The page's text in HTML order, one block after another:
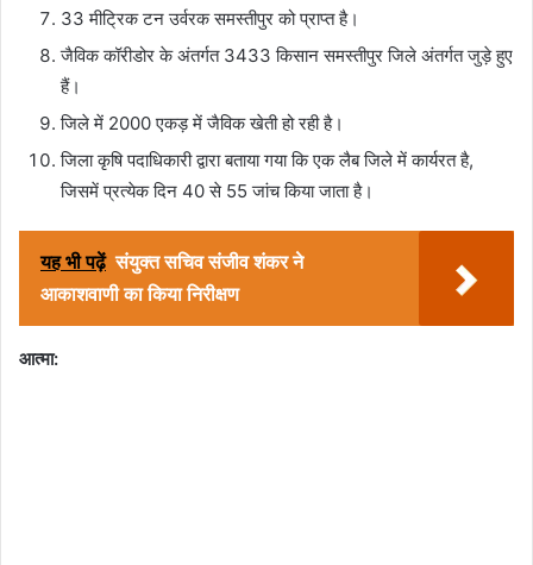
33 मीट्रिक टन उर्वरक समस्तीपुर को प्राप्त है।
जैविक कॉरीडोर के अंतर्गत 3433 किसान समस्तीपुर जिले अंतर्गत जुड़े हुए
हैं।
जिले में 2000 एकड़ में जैविक खेती हो रही है।
जिला कृषि पदाधिकारी द्वारा बताया गया कि एक लैब जिले में कार्यरत है,
जिसमें प्रत्येक दिन 40 से 55 जांच किया जाता है।
यह भी पढ़ें संयुक्त सचिव संजीव शंकर ने
आकाशवाणी का किया निरीक्षण
आत्मा: